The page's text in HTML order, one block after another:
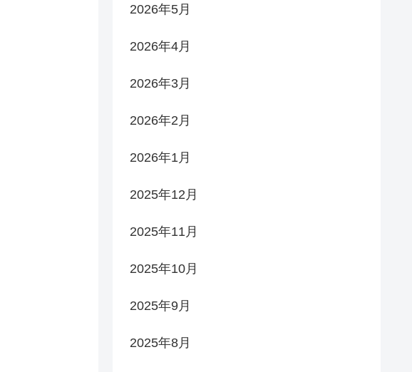
2026年5月
2026年4月
2026年3月
2026年2月
2026年1月
2025年12月
2025年11月
2025年10月
2025年9月
2025年8月